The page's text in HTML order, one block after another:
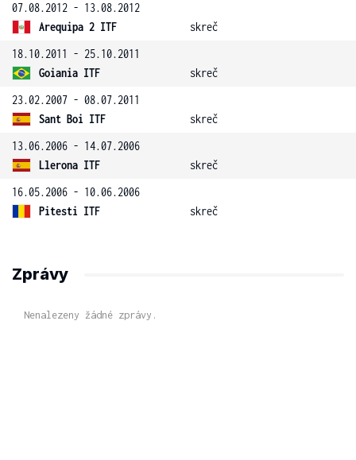
07.08.2012 - 13.08.2012
Arequipa 2 ITF
skreč
18.10.2011 - 25.10.2011
Goiania ITF
skreč
23.02.2007 - 08.07.2011
Sant Boi ITF
skreč
13.06.2006 - 14.07.2006
Llerona ITF
skreč
16.05.2006 - 10.06.2006
Pitesti ITF
skreč
Zprávy
Nenalezeny žádné zprávy.